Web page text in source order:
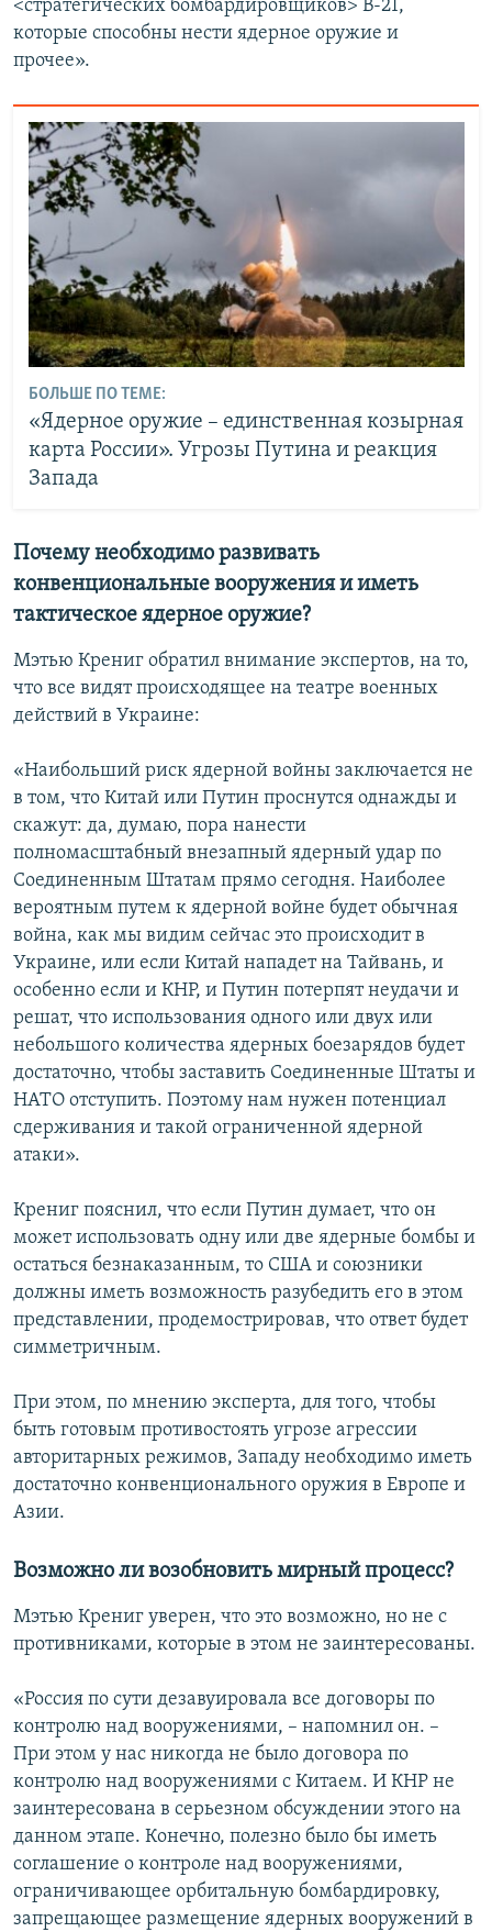
<стратегических бомбардировщиков> B-21,
которые способны нести ядерное оружие и
прочее».
БОЛЬШЕ ПО ТЕМЕ:
«Ядерное оружие – единственная козырная
карта России». Угрозы Путина и реакция
Запада
Почему необходимо развивать
конвенциональные вооружения и иметь
тактическое ядерное оружие?
Мэтью Крениг обратил внимание экспертов, на то,
что все видят происходящее на театре военных
действий в Украине:
«Наибольший риск ядерной войны заключается не
в том, что Китай или Путин проснутся однажды и
скажут: да, думаю, пора нанести
полномасштабный внезапный ядерный удар по
Соединенным Штатам прямо сегодня. Наиболее
вероятным путем к ядерной войне будет обычная
война, как мы видим сейчас это происходит в
Украине, или если Китай нападет на Тайвань, и
особенно если и КНР, и Путин потерпят неудачи и
решат, что использования одного или двух или
небольшого количества ядерных боезарядов будет
достаточно, чтобы заставить Соединенные Штаты и
НАТО отступить. Поэтому нам нужен потенциал
сдерживания и такой ограниченной ядерной
атаки».
Крениг пояснил, что если Путин думает, что он
может использовать одну или две ядерные бомбы и
остаться безнаказанным, то США и союзники
должны иметь возможность разубедить его в этом
представлении, продемострировав, что ответ будет
симметричным.
При этом, по мнению эксперта, для того, чтобы
быть готовым противостоять угрозе агрессии
авторитарных режимов, Западу необходимо иметь
достаточно конвенционального оружия в Европе и
Азии.
Возможно ли возобновить мирный процесс?
Мэтью Крениг уверен, что это возможно, но не с
противниками, которые в этом не заинтересованы.
«Россия по сути дезавуировала все договоры по
контролю над вооружениями, – напомнил он. –
При этом у нас никогда не было договора по
контролю над вооружениями с Китаем. И КНР не
заинтересована в серьезном обсуждении этого на
данном этапе. Конечно, полезно было бы иметь
соглашение о контроле над вооружениями,
ограничивающее орбитальную бомбардировку,
запрещающее размещение ядерных вооружений в